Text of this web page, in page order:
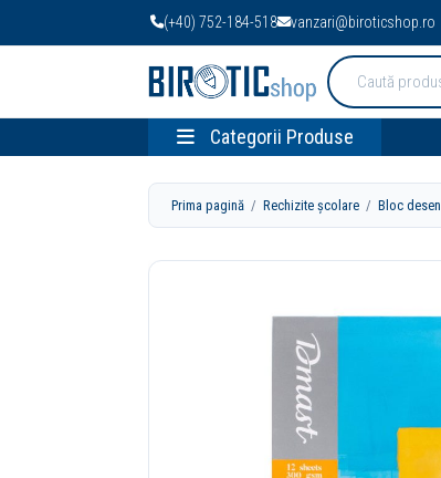
(+40) 752-184-518 vanzari@biroticshop.ro
Cauta
produse:
Categorii Produse
Prima pagină /Rechizite școlare /Bloc desen